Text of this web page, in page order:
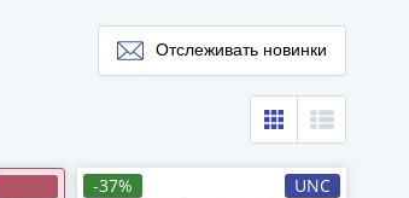
Отслеживать новинки
-37% UNC